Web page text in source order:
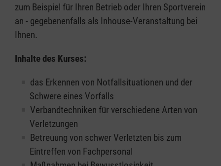
zum Beispiel für Ihren Betrieb oder Ihren Sportverein
an - gegebenenfalls als Inhouse-Veranstaltung bei
Ihnen.
Inhalte des Kurses:
das Erkennen von Notfallsituationen und der
Schwere eines Vorfalls
Verbandtechniken für verschiedene Arten von
Verletzungen
Betreuung von schwer Verletzten bis zum
Eintreffen von Fachpersonal